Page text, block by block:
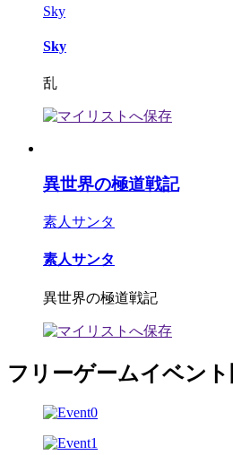
Sky
Sky
乱
異世界の極道戦記
素人サンタ
素人サンタ
異世界の極道戦記
フリーゲームイベント